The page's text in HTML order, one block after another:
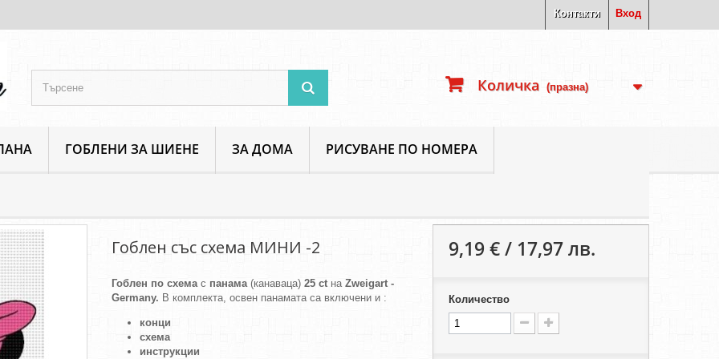
Вход
Контакти
ГОБЛЕНИ ЗА ШИЕНЕ ЗА ДОМА РИСУВАНЕ ПО НОМЕРА
Количка (празна)
Гоблен със схема МИНИ -2
Гоблен по схемас панама(канаваца) 25 ctна Zweigart -
Germany. В комплекта, освен панамата са включени и :
конци
схема
инструкции
9,19 € / 17,97 лв.
Количество